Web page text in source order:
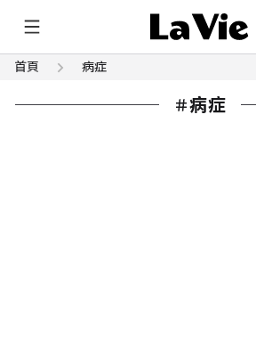
首頁 病症
病症